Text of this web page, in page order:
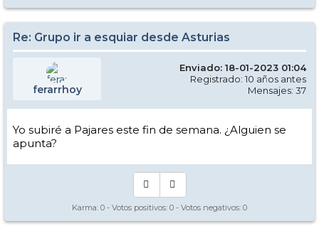
Re: Grupo ir a esquiar desde Asturias
ferarrhoy
Enviado: 18-01-2023 01:04
Registrado: 10 años antes
Mensajes: 37
Yo subiré a Pajares este fin de semana. ¿Alguien se
apunta?
Karma: 0 - Votos positivos: 0 - Votos negativos: 0